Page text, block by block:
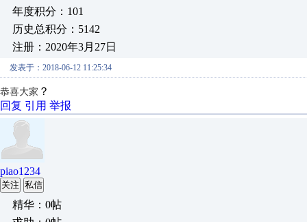
年度积分：101
历史总积分：5142
注册：2020年3月27日
发表于：2018-06-12 11:25:34
恭喜大家 ？
回复 引用 举报
piao1234
关注 私信
精华：0帖